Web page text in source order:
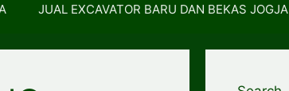
JUAL EXCAVATOR BARU DAN BEKAS JOGJA